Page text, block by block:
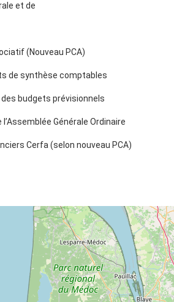
et de
(Nouveau PCA)
de synthèse comptables
budgets prévisionnels
Générale Ordinaire
Cerfa (selon nouveau PCA)